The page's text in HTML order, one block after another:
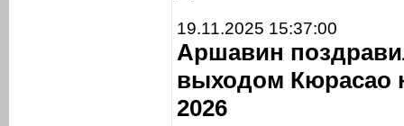
19.11.2025 15:37:00
Аршавин
выходом Кюрасао
2026